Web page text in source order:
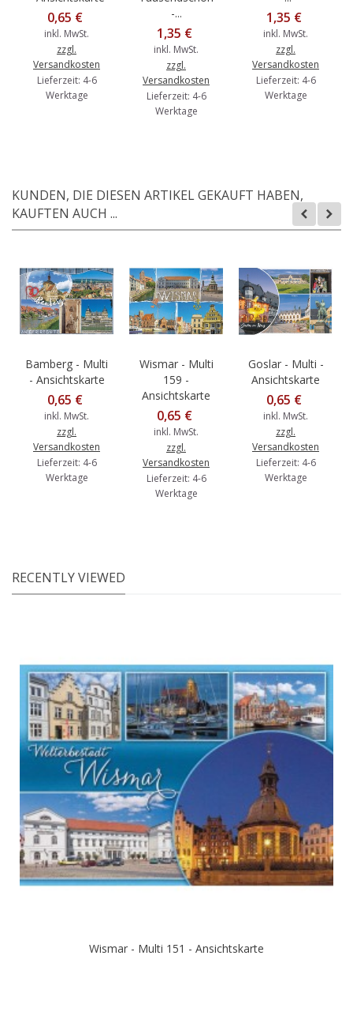
0,65 €
inkl. MwSt.
zzgl.
Versandkosten
Lieferzeit: 4-6
Werktage
-...
1,35 €
inkl. MwSt.
zzgl.
Versandkosten
Lieferzeit: 4-6
Werktage
1,35 €
inkl. MwSt.
zzgl.
Versandkosten
Lieferzeit: 4-6
Werktage
KUNDEN, DIE DIESEN ARTIKEL GEKAUFT HABEN,
KAUFTEN AUCH ...
Bamberg - Multi
- Ansichtskarte
0,65 €
inkl. MwSt.
zzgl.
Versandkosten
Lieferzeit: 4-6
Werktage
Wismar - Multi
159 -
Ansichtskarte
0,65 €
inkl. MwSt.
zzgl.
Versandkosten
Lieferzeit: 4-6
Werktage
Goslar - Multi -
Ansichtskarte
0,65 €
inkl. MwSt.
zzgl.
Versandkosten
Lieferzeit: 4-6
Werktage
RECENTLY VIEWED
Wismar - Multi 151 - Ansichtskarte